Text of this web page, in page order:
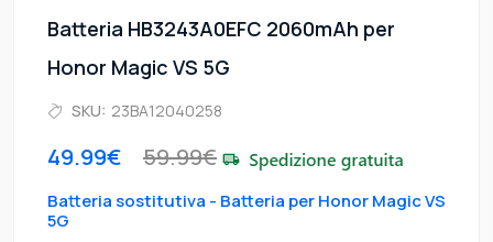
Batteria HB3243A0EFC 2060mAh per
Honor Magic VS 5G
SKU: 23BA12040258
49.99€ 59.99€
Batteria sostitutiva - Batteria per Honor Magic VS
5G